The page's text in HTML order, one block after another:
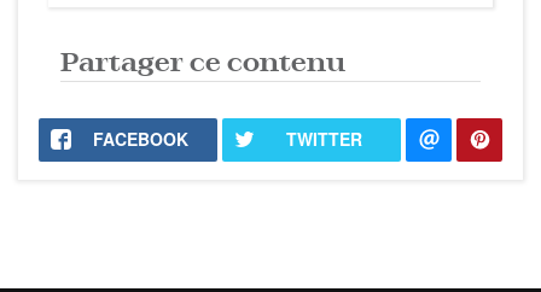
Partager ce contenu
FACEBOOK TWITTER